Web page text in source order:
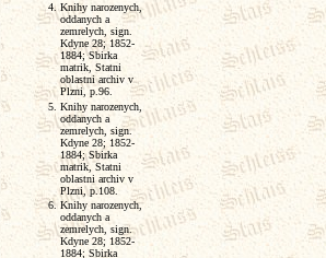
Knihy narozenych,
oddanych a
zemrelych, sign.
Kdyne 28; 1852-
1884; Sbirka
matrik, Statni
oblastni archiv v
Plzni, p.96.
Knihy narozenych,
oddanych a
zemrelych, sign.
Kdyne 28; 1852-
1884; Sbirka
matrik, Statni
oblastni archiv v
Plzni, p.108.
Knihy narozenych,
oddanych a
zemrelych, sign.
Kdyne 28; 1852-
1884; Sbirka